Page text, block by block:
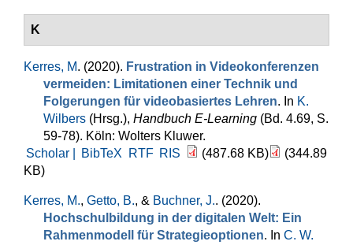
K
Kerres, M. (2020). Frustration in Videokonferenzen
vermeiden: Limitationen einer Technik und
Folgerungen für videobasiertes Lehren. In K.
Wilbers (Hrsg.), Handbuch E-Learning (Bd. 4.69, S.
59-78). Köln: Wolters Kluwer.
Scholar |
BibTeX RTF RIS (487.68 KB)
(344.89
KB)
Kerres, M., Getto, B., & Buchner, J.. (2020).
Hochschulbildung in der digitalen Welt: Ein
Rahmenmodell für Strategieoptionen. In C. W.